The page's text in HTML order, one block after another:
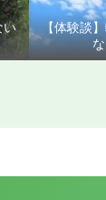
い
【体験談